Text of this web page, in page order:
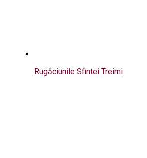
Rugăciunile Sfintei Treimi